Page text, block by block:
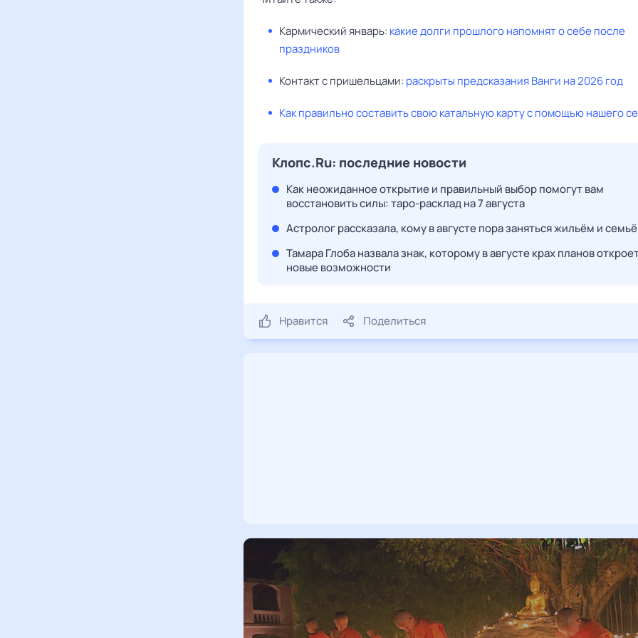
Кармический январь: какие долги прошлого напомнят о себе после
праздников
Контакт с пришельцами: раскрыты предсказания Ванги на 2026 год
Как правильно составить свою катальную карту с помощью нашего
Клопс.Ru: последние новости
Как неожиданное открытие и правильный выбор помогут вам
восстановить силы: таро-расклад на 7 августа
Астролог рассказала, кому в августе пора заняться жильём и
Тамара Глоба назвала знак, которому в августе крах планов
новые возможности
Нравится Поделиться